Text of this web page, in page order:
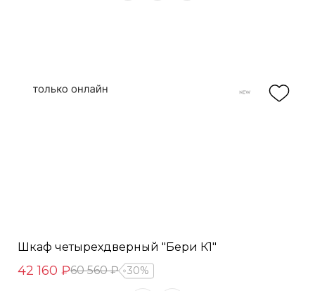
Шкаф четырехдверный "Бери К1"
42 160 ₽60 560 ₽ 30%